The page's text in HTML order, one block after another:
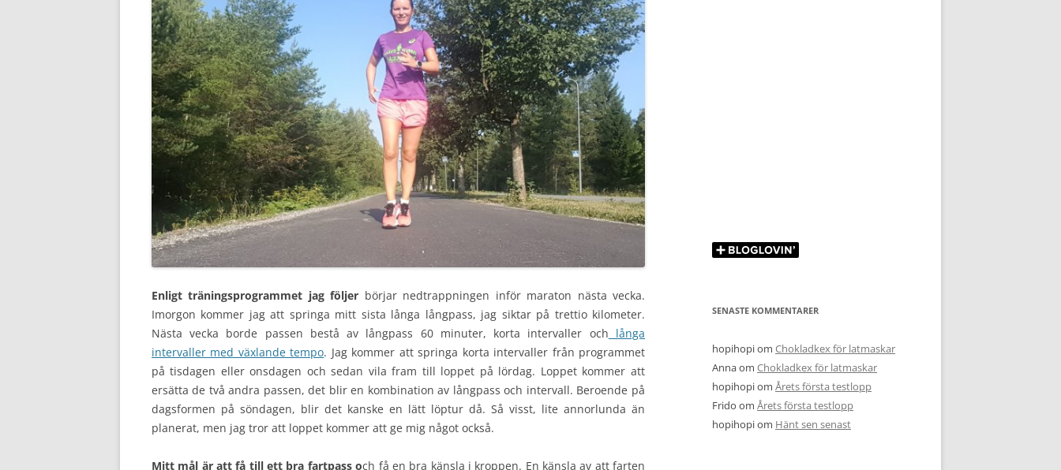
Enligt träningsprogrammet jag följer börjar nedtrappningen inför maraton nästa vecka.
Imorgon kommer jag att springa mitt sista långa långpass, jag siktar på trettio kilometer.
Nästa vecka borde passen bestå av långpass 60 minuter, korta intervaller och långa
intervaller med växlande tempo. Jag kommer att springa korta intervaller från programmet
på tisdagen eller onsdagen och sedan vila fram till loppet på lördag. Loppet kommer att
ersätta de två andra passen, det blir en kombination av långpass och intervall. Beroende på
dagsformen på söndagen, blir det kanske en lätt löptur då. Så visst, lite annorlunda än
planerat, men jag tror att loppet kommer att ge mig något också.
Mitt mål är att få till ett bra fartpass och få en bra känsla i kroppen. En känsla av att farten
SENASTE KOMMENTARER
hopihopiom Chokladkex för latmaskar
Annaom Chokladkex för latmaskar
hopihopiom Årets första testlopp
Frido om Årets första testlopp
hopihopiom Hänt sen senast